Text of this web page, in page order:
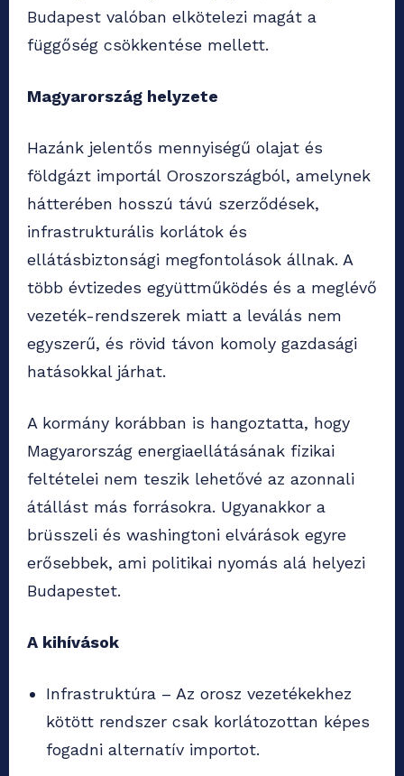
Budapest valóban elkötelezi magát a
függőség csökkentése mellett.
Magyarország helyzete
Hazánk jelentős mennyiségű olajat és
földgázt importál Oroszországból, amelynek
hátterében hosszú távú szerződések,
infrastrukturális korlátok és
ellátásbiztonsági megfontolások állnak. A
több évtizedes együttműködés és a meglévő
vezeték-rendszerek miatt a leválás nem
egyszerű, és rövid távon komoly gazdasági
hatásokkal járhat.
A kormány korábban is hangoztatta, hogy
Magyarország energiaellátásának fizikai
feltételei nem teszik lehetővé az azonnali
átállást más forrásokra. Ugyanakkor a
brüsszeli és washingtoni elvárások egyre
erősebbek, ami politikai nyomás alá helyezi
Budapestet.
A kihívások
Infrastruktúra – Az orosz vezetékekhez
kötött rendszer csak korlátozottan képes
fogadni alternatív importot.